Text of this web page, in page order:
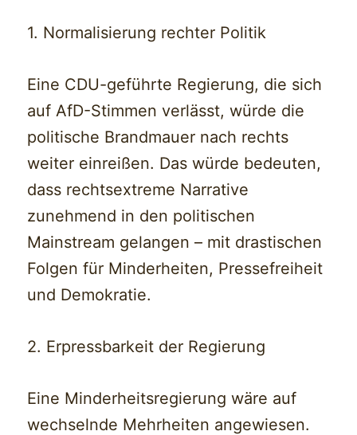
1. Normalisierung rechter Politik
Eine CDU-geführte Regierung, die sich
auf AfD-Stimmen verlässt, würde die
politische Brandmauer nach rechts
weiter einreißen. Das würde bedeuten,
dass rechtsextreme Narrative
zunehmend in den politischen
Mainstream gelangen – mit drastischen
Folgen für Minderheiten, Pressefreiheit
und Demokratie.
2. Erpressbarkeit der Regierung
Eine Minderheitsregierung wäre auf
wechselnde Mehrheiten angewiesen.